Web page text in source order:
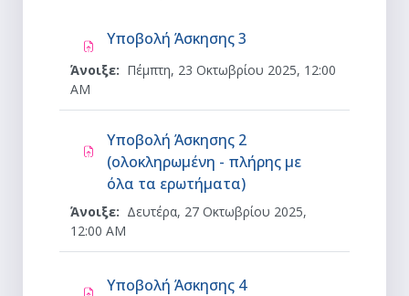
Υποβολή Άσκησης 3
Άνοιξε: Πέμπτη, 23 Οκτωβρίου 2025, 12:00
AM
Υποβολή Άσκησης 2
(ολοκληρωμένη - πλήρης με
όλα τα ερωτήματα)Ανάθεση εργασίας
Άνοιξε: Δευτέρα, 27 Οκτωβρίου 2025,
12:00 AM
Υποβολή Άσκησης 4Ανάθεση εργασίας